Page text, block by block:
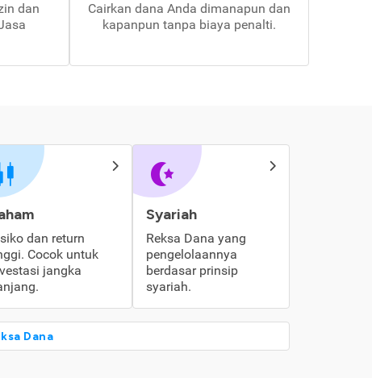
dan
Cairkan dana Anda dimanapun dan
kapanpun tanpa biaya penalti.
dan return
Cocok untuk
jangka
Syariah
Reksa Dana yang
pengelolaannya
berdasar prinsip
syariah.
Dana